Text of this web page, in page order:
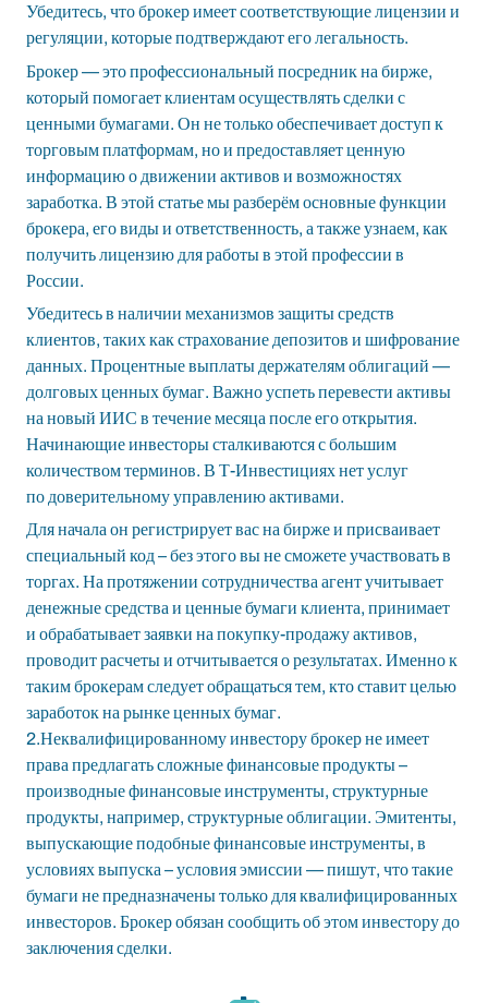
Убедитесь, что брокер имеет соответствующие лицензии и
регуляции, которые подтверждают его легальность.
Брокер — это профессиональный посредник на бирже,
который помогает клиентам осуществлять сделки с
ценными бумагами. Он не только обеспечивает доступ к
торговым платформам, но и предоставляет ценную
информацию о движении активов и возможностях
заработка. В этой статье мы разберём основные функции
брокера, его виды и ответственность, а также узнаем, как
получить лицензию для работы в этой профессии в
России.
Убедитесь в наличии механизмов защиты средств
клиентов, таких как страхование депозитов и шифрование
данных. Процентные выплаты держателям облигаций —
долговых ценных бумаг. Важно успеть перевести активы
на новый ИИС в течение месяца после его открытия.
Начинающие инвесторы сталкиваются с большим
количеством терминов. В Т⁠-⁠Инвестициях нет услуг
по доверительному управлению активами.
Для начала он регистрирует вас на бирже и присваивает
специальный код – без этого вы не сможете участвовать в
торгах. На протяжении сотрудничества агент учитывает
денежные средства и ценные бумаги клиента, принимает
и обрабатывает заявки на покупку-продажу активов,
проводит расчеты и отчитывается о результатах. Именно к
таким брокерам следует обращаться тем, кто ставит целью
заработок на рынке ценных бумаг.
2.Неквалифицированному инвестору брокер не имеет
права предлагать сложные финансовые продукты –
производные финансовые инструменты, структурные
продукты, например, структурные облигации. Эмитенты,
выпускающие подобные финансовые инструменты, в
условиях выпуска – условия эмиссии — пишут, что такие
бумаги не предназначены только для квалифицированных
инвесторов. Брокер обязан сообщить об этом инвестору до
заключения сделки.